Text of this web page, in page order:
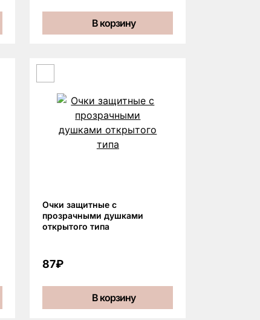
В корзину
Очки защитные с
прозрачными душками
открытого типа
87₽
В корзину